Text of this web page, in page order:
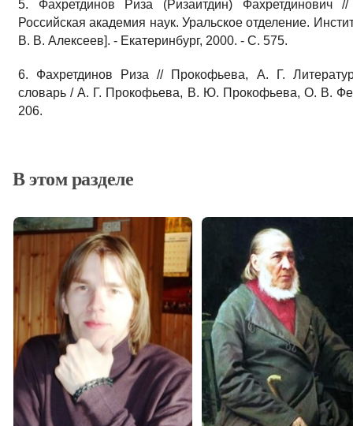
5. Фахретдинов Риза (Ризаитдин) Фахретдинович
Российская академия наук. Уральское отделение.
В. В. Алексеев]. - Екатеринбург, 2000. - С. 575.
6. Фахретдинов Риза // Прокофьева, А. Г.
словарь / А. Г. Прокофьева, В. Ю. Прокофьева, О. В.
206.
В этом разделе